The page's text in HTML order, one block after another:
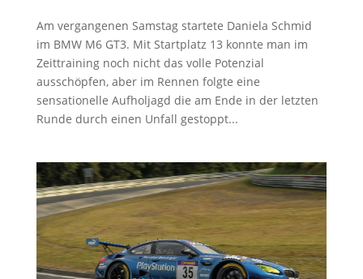
Am vergangenen Samstag startete Daniela Schmid
im BMW M6 GT3. Mit Startplatz 13 konnte man im
Zeittraining noch nicht das volle Potenzial
ausschöpfen, aber im Rennen folgte eine
sensationelle Aufholjagd die am Ende in der letzten
Runde durch einen Unfall gestoppt...